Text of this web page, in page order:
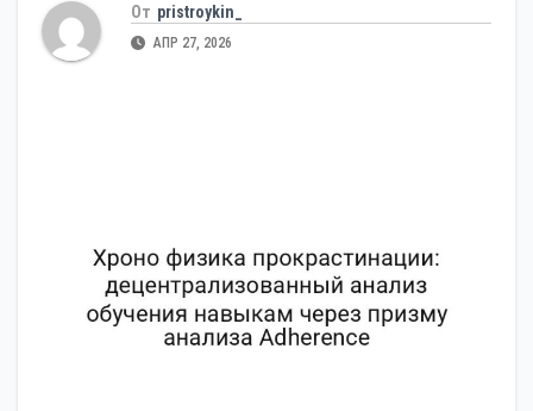
От pristroykin_
АПР 27, 2026